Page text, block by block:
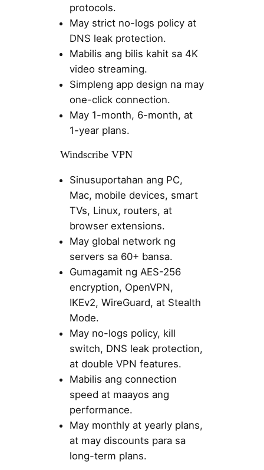
protocols.
May strict no-logs policy at
DNS leak protection.
Mabilis ang bilis kahit sa 4K
video streaming.
Simpleng app design na may
one-click connection.
May 1-month, 6-month, at
1-year plans.
Windscribe VPN
Sinusuportahan ang PC,
Mac, mobile devices, smart
TVs, Linux, routers, at
browser extensions.
May global network ng
servers sa 60+ bansa.
Gumagamit ng AES-256
encryption, OpenVPN,
IKEv2, WireGuard, at Stealth
Mode.
May no-logs policy, kill
switch, DNS leak protection,
at double VPN features.
Mabilis ang connection
speed at maayos ang
performance.
May monthly at yearly plans,
at may discounts para sa
long-term plans.